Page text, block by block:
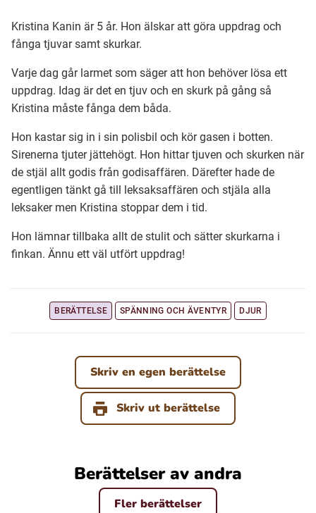
Bidumsámegiella (Pitesamiska)
Ubmejesámiengiälla (Umesamiska)
Arli (Romska)
Resanderomani (Romska)
Kelderash (Romska)
Lovari (Romska)
Kristina Kanin är 5 år. Hon älskar att göra uppdrag och
fånga tjuvar samt skurkar.
Varje dag går larmet som säger att hon behöver lösa ett
uppdrag. Idag är det en tjuv och en skurk på gång så
Kristina måste fånga dem båda.
Hon kastar sig in i sin polisbil och kör gasen i botten.
Sirenerna tjuter jättehögt. Hon hittar tjuven och skurken när
de stjäl allt godis från godisaffären. Därefter hade de
egentligen tänkt gå till leksaksaffären och stjäla alla
leksaker men Kristina stoppar dem i tid.
Hon lämnar tillbaka allt de stulit och sätter skurkarna i
finkan. Ännu ett väl utfört uppdrag!
BERÄTTELSE SPÄNNING OCH ÄVENTYR DJUR
Skriv en egen berättelse
Skriv ut berättelse
Berättelser av andra
Fler berättelser